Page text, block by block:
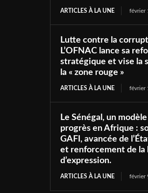
ARTICLES À LA UNE février
Lutte contre la
L’OFNAC lance sa
stratégique et vise la
la « zone rouge »
ARTICLES À LA UNE février
Le Sénégal, un
progrès en Afrique :
GAFI, avancée de
et renforcement de la
d’expression.
ARTICLES À LA UNE février